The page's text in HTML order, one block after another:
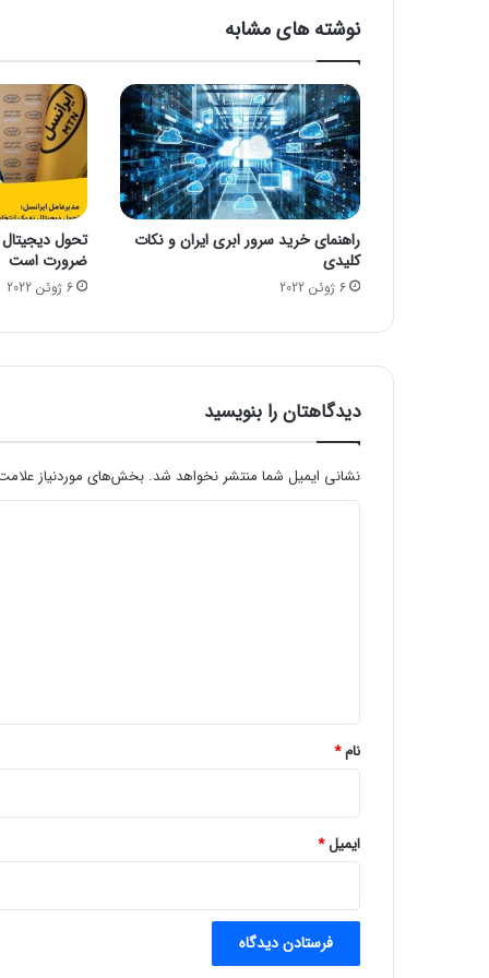
v
e
r
7
.
0
u
2
b
نوشته های مشابه
راهنمای خرید سرور ابری ایران و نکات
کلیدی
6 ژوئن 2022
تحول
ضرورت است
6 ژوئن 2022
دیدگاهتان را بنویسید
نشانی ایمیل شما منتشر نخواهد شد. بخش‌های موردنیاز
نام*
ایمیل*